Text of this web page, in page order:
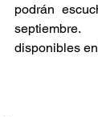
podrán
disponibles en